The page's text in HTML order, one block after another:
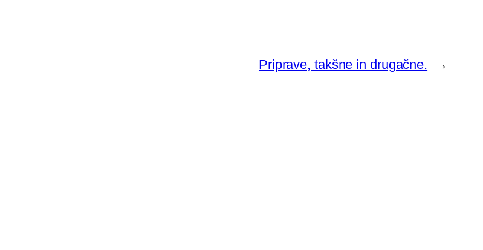
Priprave, takšne in drugačne. →